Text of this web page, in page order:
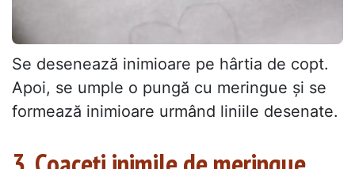
Se desenează inimioare pe hârtia de copt.
Apoi, se umple o pungă cu meringue și se
formează inimioare urmând liniile desenate.